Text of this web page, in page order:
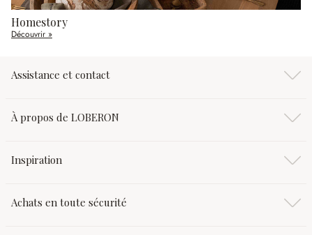
Homestory
Découvrir »
Assistance et contact
À propos de LOBERON
Inspiration
Achats en toute sécurité